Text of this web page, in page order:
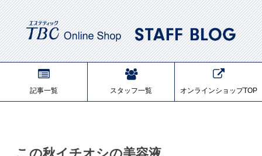
記事一覧 スタッフ一覧 オンラインショップTOP